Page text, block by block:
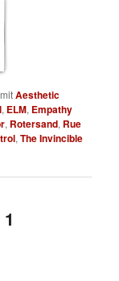
Aesthetic
, ELM, Empathy
, Rotersand, Rue
,The Invincible